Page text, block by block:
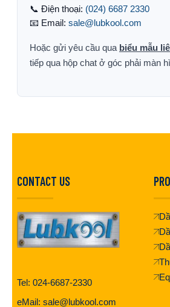
📞 Điện thoại: (024) 6687 2330
📧 Email: sale@lubkool.com
Hoặc gửi yêu cầu qua biểu mẫu
tiếp qua hộp chat ở góc phải màn
CONTACT US
Tel: 024-6687-2330
eMail: sale@lubkool.com